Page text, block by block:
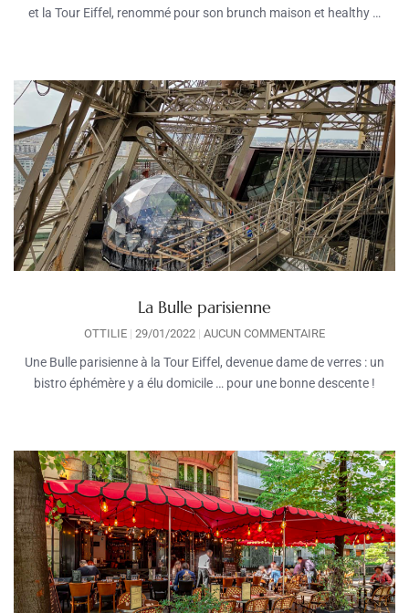
et la Tour Eiffel, renommé pour son brunch maison et healthy …
La Bulle parisienne
OTTILIE 29/01/2022 AUCUN COMMENTAIRE
Une Bulle parisienne à la Tour Eiffel, devenue dame de verres : un
bistro éphémère y a élu domicile … pour une bonne descente !